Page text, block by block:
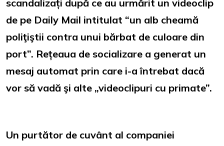
scandalizați după ce au urmărit un videoclip
de pe Daily Mail intitulat “un alb cheamă
poliţiştii contra unui bărbat de culoare din
port”. Rețeaua de socializare a generat un
mesaj automat prin care i-a întrebat dacă
vor să vadă şi alte „videoclipuri cu primate”.
Un purtător de cuvânt al companiei